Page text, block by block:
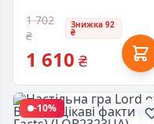
1 702
₴
Знижка 92
₴
1 610 ₴
-10%